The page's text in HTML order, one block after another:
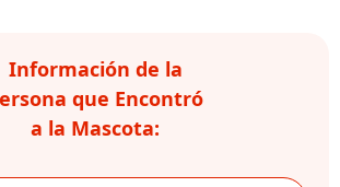
Información de la
que Encontró
a la Mascota: